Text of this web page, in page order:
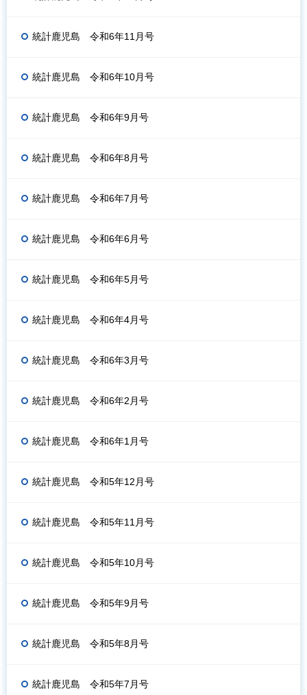
統計鹿児島 令和6年11月号
統計鹿児島 令和6年10月号
統計鹿児島 令和6年9月号
統計鹿児島 令和6年8月号
統計鹿児島 令和6年7月号
統計鹿児島 令和6年6月号
統計鹿児島 令和6年5月号
統計鹿児島 令和6年4月号
統計鹿児島 令和6年3月号
統計鹿児島 令和6年2月号
統計鹿児島 令和6年1月号
統計鹿児島 令和5年12月号
統計鹿児島 令和5年11月号
統計鹿児島 令和5年10月号
統計鹿児島 令和5年9月号
統計鹿児島 令和5年8月号
統計鹿児島 令和5年7月号